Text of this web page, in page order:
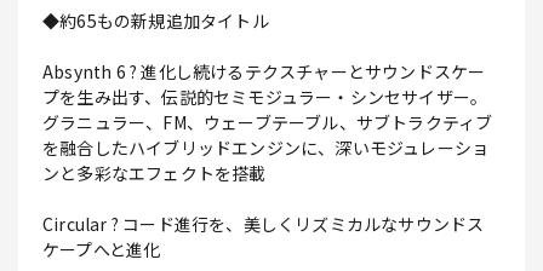
◆約65もの新規追加タイトル
Absynth 6 ? 進化し続けるテクスチャーとサウンドスケー
プを生み出す、伝説的セミモジュラー・シンセサイザー。
グラニュラー、FM、ウェーブテーブル、サブトラクティブ
を融合したハイブリッドエンジンに、深いモジュレーショ
ンと多彩なエフェクトを搭載
Circular ? コード進行を、美しくリズミカルなサウンドス
ケープへと進化